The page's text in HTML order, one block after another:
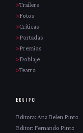
Trailers
Fotos
Criticas
Portadas
Premios
Doblaje
Teatro
EQUIPO
Editora: Ana Belen Pinto
Editor: Fernando Pinto